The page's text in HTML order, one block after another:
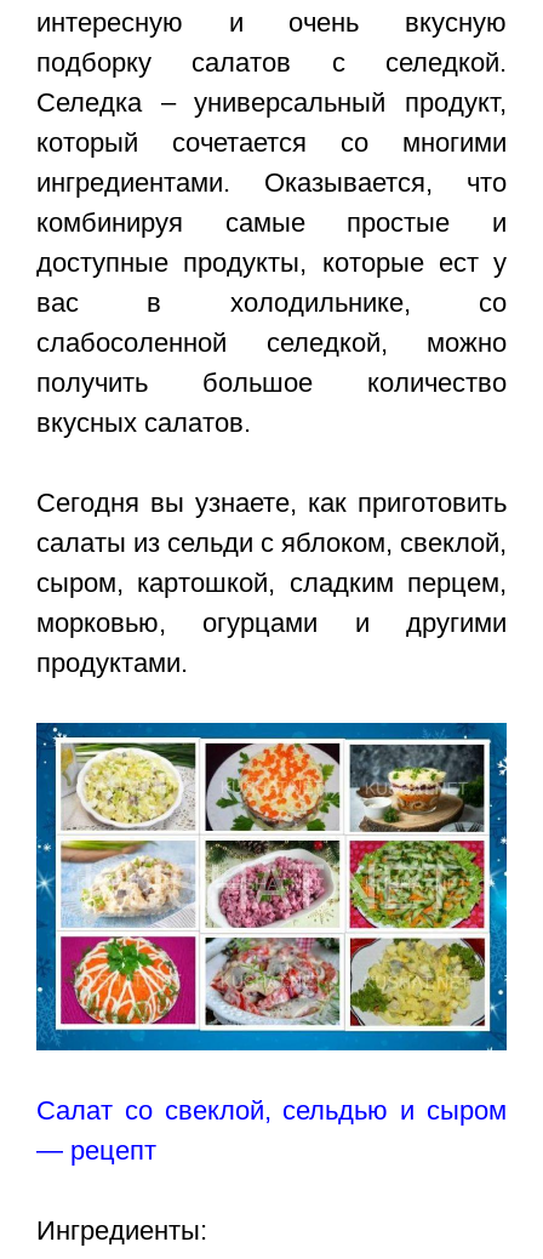
интересную и очень вкусную
подборку салатов с селедкой.
Селедка – универсальный продукт,
который сочетается со многими
ингредиентами. Оказывается, что
комбинируя самые простые и
доступные продукты, которые ест у
вас в холодильнике, со
слабосоленной селедкой, можно
получить большое количество
вкусных салатов.
Сегодня вы узнаете, как приготовить
салаты из сельди с яблоком, свеклой,
сыром, картошкой, сладким перцем,
морковью, огурцами и другими
продуктами.
Салат со свеклой, сельдью и сыром
— рецепт
Ингредиенты: